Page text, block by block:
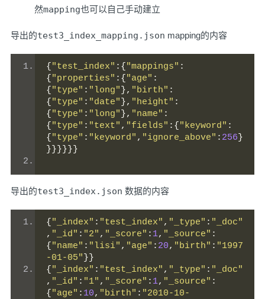
然mapping也可以自己手动建立
导出的test3_index_mapping.json mapping的内容
{ "test_index" :{ "mappings" :
{ "properties" :{ "age" :
{ "type" : "long" }, "birth" :
{ "type" : "date" }, "height" :
{ "type" : "long" }, "name" :
{ "type" : "text" , "fields" :{ "keyword" :
{ "type" : "keyword" , "ignore_above" : 256 }
}}}}}}
导出的test3_index.json 数据的内容
{ "_index" : "test_index" , "_type" : "_doc"
, "_id" : "2" , "_score" : 1, "_source" :
{ "name" : "lisi" , "age" : 20, "birth" : "1997
-01-05" }}
{ "_index" : "test_index" , "_type" : "_doc"
, "_id" : "1" , "_score" : 1, "_source" :
{ "age" : 10, "birth" : "2010-10-